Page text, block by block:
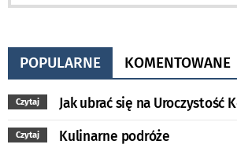
POPULARNE KOMENTOWANE
Czytaj Jak ubrać się na Uroczystość
Czytaj Kulinarne podróże